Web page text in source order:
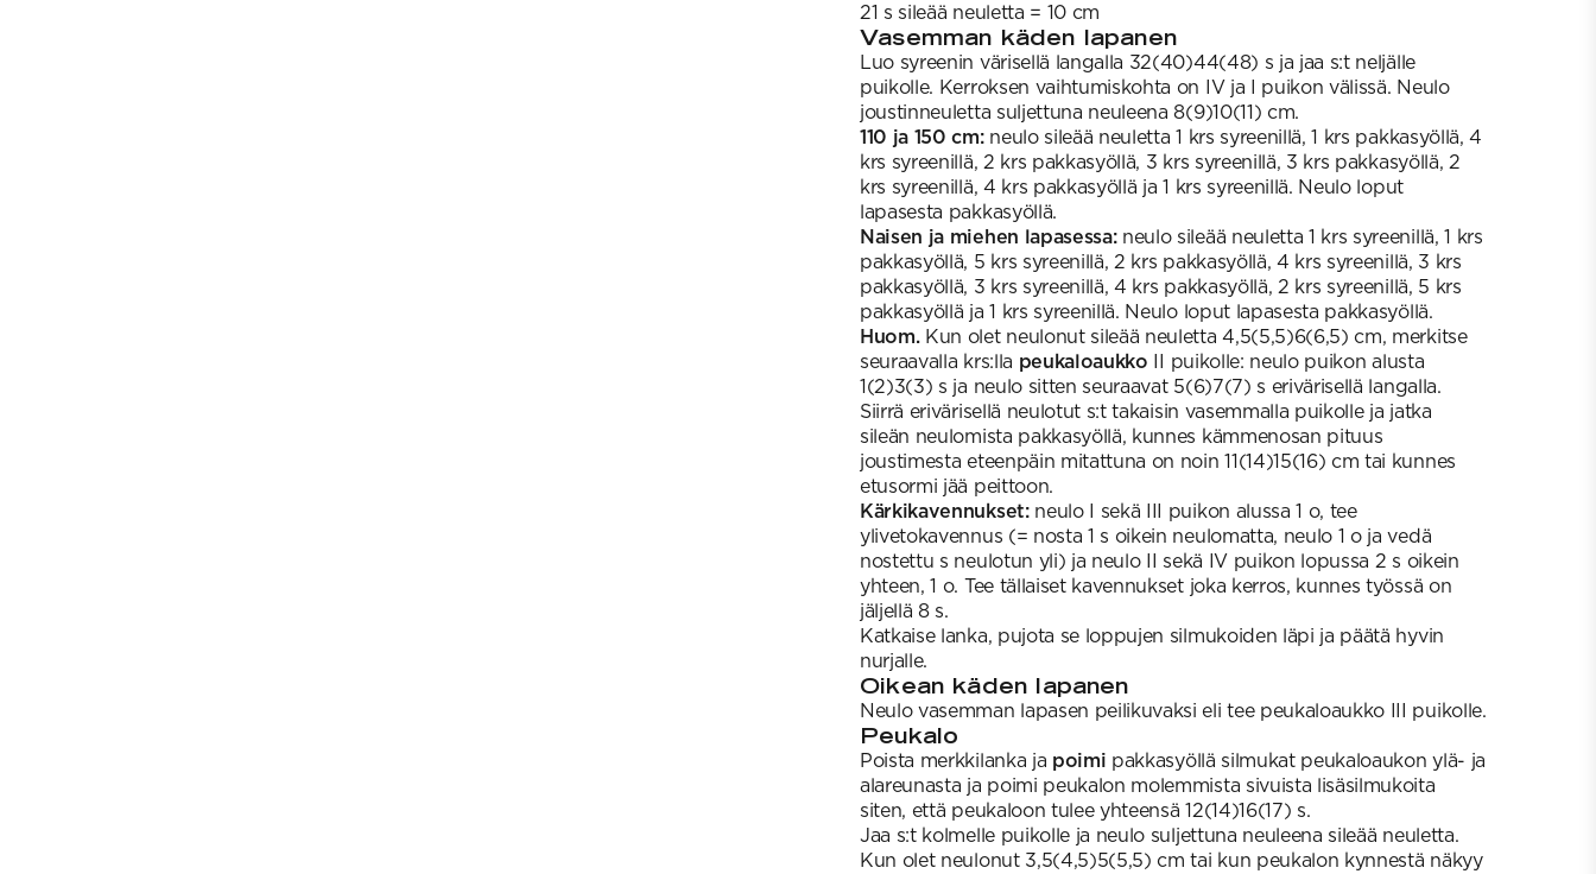
21 s sileää neuletta = 10 cm
Vasemman käden lapanen
Luo syreenin värisellä langalla 32(40)44(48) s ja jaa s:t neljälle
puikolle. Kerroksen vaihtumiskohta on IV ja I puikon välissä. Neulo
joustinneuletta suljettuna neuleena 8(9)10(11) cm.
110 ja 150 cm:neulo sileää neuletta 1 krs syreenillä, 1 krs pakkasyöllä, 4
krs syreenillä, 2 krs pakkasyöllä, 3 krs syreenillä, 3 krs pakkasyöllä, 2
krs syreenillä, 4 krs pakkasyöllä ja 1 krs syreenillä. Neulo loput
lapasesta pakkasyöllä.
Naisen ja miehen lapasessa:neulo sileää neuletta 1 krs syreenillä, 1 krs
pakkasyöllä, 5 krs syreenillä, 2 krs pakkasyöllä, 4 krs syreenillä, 3 krs
pakkasyöllä, 3 krs syreenillä, 4 krs pakkasyöllä, 2 krs syreenillä, 5 krs
pakkasyöllä ja 1 krs syreenillä. Neulo loput lapasesta pakkasyöllä.
Huom.Kun olet neulonut sileää neuletta 4,5(5,5)6(6,5) cm, merkitse
seuraavalla krs:lla peukaloaukko II puikolle: neulo puikon alusta
1(2)3(3) s ja neulo sitten seuraavat 5(6)7(7) s erivärisellä langalla.
Siirrä erivärisellä neulotut s:t takaisin vasemmalla puikolle ja jatka
sileän neulomista pakkasyöllä, kunnes kämmenosan pituus
joustimesta eteenpäin mitattuna on noin 11(14)15(16) cm tai kunnes
etusormi jää peittoon.
Kärkikavennukset:neulo I sekä III puikon alussa 1 o, tee
ylivetokavennus (= nosta 1 s oikein neulomatta, neulo 1 o ja vedä
nostettu s neulotun yli) ja neulo II sekä IV puikon lopussa 2 s oikein
yhteen, 1 o. Tee tällaiset kavennukset joka kerros, kunnes työssä on
jäljellä 8 s.
Katkaise lanka, pujota se loppujen silmukoiden läpi ja päätä hyvin
nurjalle.
Oikean käden lapanen
Neulo vasemman lapasen peilikuvaksi eli tee peukaloaukko III puikolle.
Peukalo
Poista merkkilanka ja poimi pakkasyöllä silmukat peukaloaukon ylä- ja
alareunasta ja poimi peukalon molemmista sivuista lisäsilmukoita
siten, että peukaloon tulee yhteensä 12(14)16(17) s.
Jaa s:t kolmelle puikolle ja neulo suljettuna neuleena sileää neuletta.
Kun olet neulonut 3,5(4,5)5(5,5) cm tai kun peukalon kynnestä näkyy